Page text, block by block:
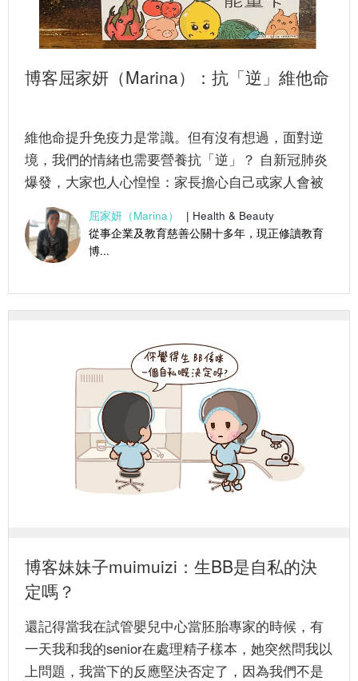
博客屈家妍（Marina）：抗「逆」維他命
維他命提升免疫力是常識。但有沒有想過，面對逆
境，我們的情緒也需要營養抗「逆」？ 自新冠肺炎
爆發，大家也人心惶惶：家長擔心自己或家人會被
傳染，在職家長更擔心失去...
屈家妍（Marina） | Health & Beauty
從事企業及教育慈善公關十多年，現正修讀教育
博...
博客妹妹子muimuizi：生BB是自私的決
定嗎？
還記得當我在試管嬰兒中心當胚胎專家的時候，有
一天我和我的senior在處理精子樣本，她突然問我以
上問題，我當下的反應堅決否定了，因為我們不是